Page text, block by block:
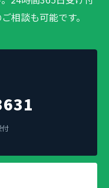
相談も可能です。